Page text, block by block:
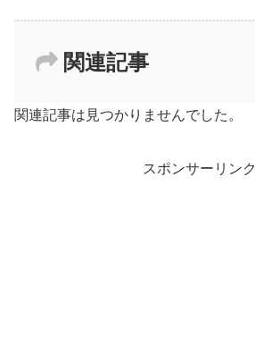
関連記事
関連記事は見つかりませんでした。
スポンサーリンク